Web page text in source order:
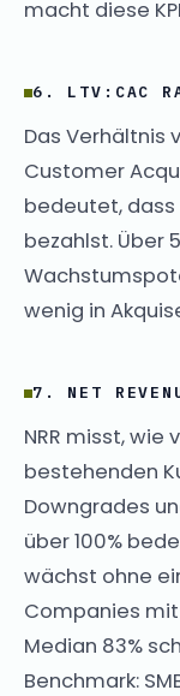
macht diese
6. LTV:CAC
Das Verhältnis
Customer
bedeutet, dass
bezahlst. Über
wenig in
7. NET
NRR misst, wie
bestehenden
Downgrades
über 100%
wächst ohne
Companies mit
Median 83%
Benchmark: